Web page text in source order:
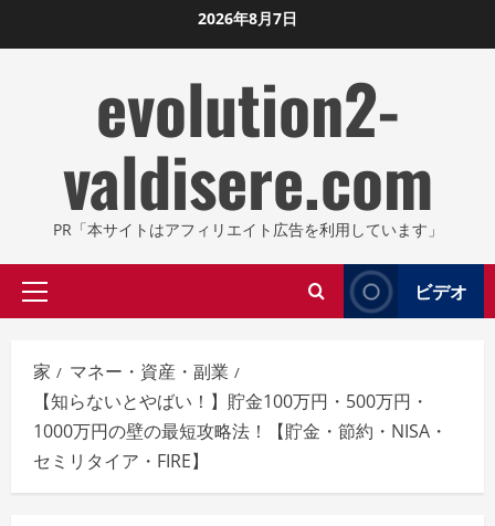
ン
2026年8月7日
evolution2-
valdisere.com
PR「本サイトはアフィリエイト広告を利用しています」
プ
イ
マ
リ
メ
ニ
ュ
ビデオ
家
マネー・資産・副業
【知らないとやばい！】貯金100万円・500万円・
1000万円の壁の最短攻略法！【貯金・節約・NISA・
セミリタイア・FIRE】